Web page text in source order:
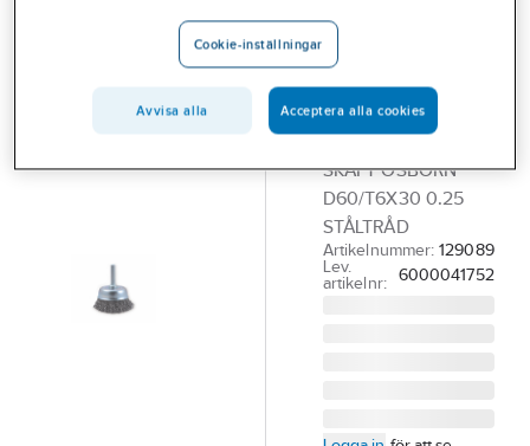
ståltråd m
skaft
AXIALBORSTE
SKAFT OSBORN
D60/T6X30 0.25
STÅLTRÅD
Artikelnummer: 129089
Lev.
artikelnr:
6000041752
Cookie-inställningar
Avvisa alla Acceptera alla cookies